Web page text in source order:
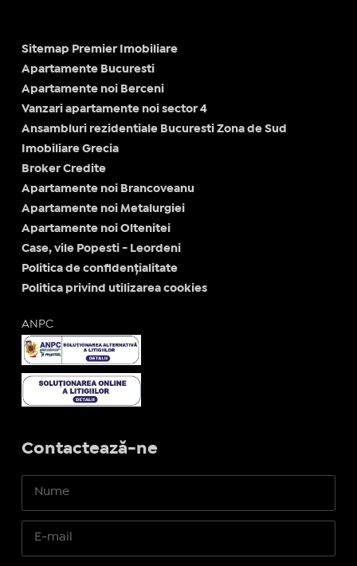
Sitemap Premier Imobiliare
Apartamente Bucuresti
Apartamente noi Berceni
Vanzari apartamente noi sector 4
Ansambluri rezidentiale Bucuresti Zona de Sud
Imobiliare Grecia
Broker Credite
Apartamente noi Brancoveanu
Apartamente noi Metalurgiei
Apartamente noi Oltenitei
Case, vile Popesti - Leordeni
Politica de confidențialitate
Politica privind utilizarea cookies
ANPC
Contactează-ne